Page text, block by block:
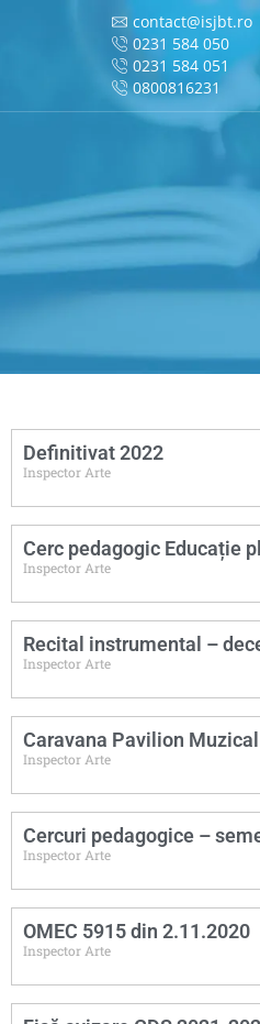
contact@isjbt.ro
0231 584 050
0231 584 051
0800816231
Definitivat 2022
Inspector Arte
Cerc pedagogic Educație
Inspector Arte
Recital instrumental –
Inspector Arte
Caravana Pavilion Muzical
Inspector Arte
Cercuri pedagogice –
Inspector Arte
OMEC 5915 din 2.11.2020
Inspector Arte